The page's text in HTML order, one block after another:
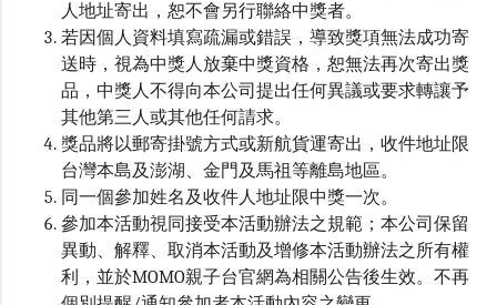
人地址寄出，恕不會另行聯絡中獎者。
若因個人資料填寫疏漏或錯誤，導致獎項無法成功寄
送時，視為中獎人放棄中獎資格，恕無法再次寄出獎
品，中獎人不得向本公司提出任何異議或要求轉讓予
其他第三人或其他任何請求。
獎品將以郵寄掛號方式或新航貨運寄出，收件地址限
台灣本島及澎湖、金門及馬祖等離島地區。
同一個參加姓名及收件人地址限中獎一次。
參加本活動視同接受本活動辦法之規範；本公司保留
異動、解釋、取消本活動及增修本活動辦法之所有權
利，並於MOMO親子台官網為相關公告後生效。不再